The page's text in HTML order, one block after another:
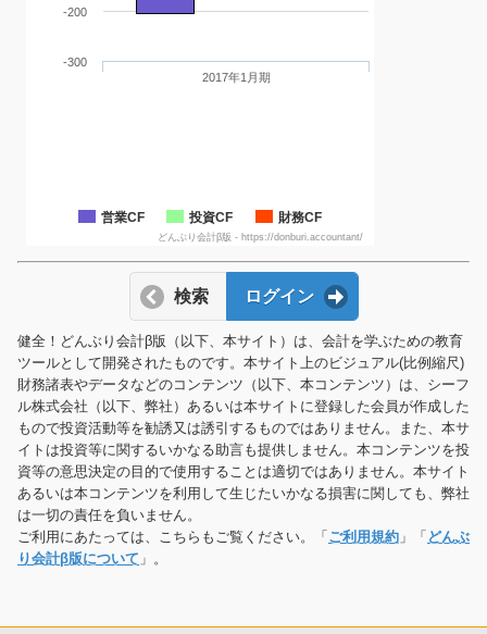
営業CF 投資CF 財務CF
2017年1月期
-300
-200
どんぶり会計β版 - https://donburi.accountant/
検索 ログイン
健全！どんぶり会計β版（以下、本サイト）は、会計を学ぶための教育
ツールとして開発されたものです。本サイト上のビジュアル(比例縮尺)
財務諸表やデータなどのコンテンツ（以下、本コンテンツ）は、シーフ
ル株式会社（以下、弊社）あるいは本サイトに登録した会員が作成した
もので投資活動等を勧誘又は誘引するものではありません。また、本サ
イトは投資等に関するいかなる助言も提供しません。本コンテンツを投
資等の意思決定の目的で使用することは適切ではありません。本サイト
あるいは本コンテンツを利用して生じたいかなる損害に関しても、弊社
は一切の責任を負いません。
ご利用にあたっては、こちらもご覧ください。「 ご利用規約 」「 どんぶ
り会計β版について 」。